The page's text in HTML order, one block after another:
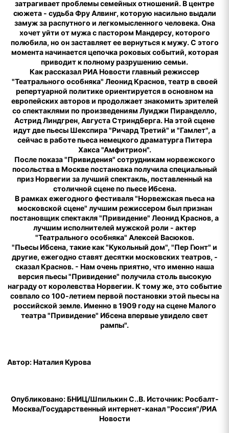
затрагивает проблемы семейных отношений. В центре
сюжета - судьба Фру Алвинг, которую насильно выдали
замуж за распутного и легкомысленного человека. Она
хочет уйти от мужа с пастором Мандерсу, которого
полюбила, но он заставляет ее вернуться к мужу. С этого
момента начинается цепочка роковых событий, которая
приводит к полному разрушению семьи.
Как рассказал РИА Новости главный режиссер
"Театрального особняка" Леонид Краснов, театр в своей
репертуарной политике ориентируется в основном на
европейских авторов и продолжает знакомить зрителей
со спектаклями по произведениям Луиджи Пиранделло,
Астрид Линдгрен, Августа Стриндберга. На этой сцене
идут две пьесы Шекспира "Ричард Третий" и "Гамлет", а
сейчас в работе пьеса немецкого драматурга Питера
Хакса "Амфитрион".
После показа "Привидения" сотрудникам норвежского
посольства в Москве постановка получила специальный
приз Норвегии за лучший спектакль, поставленный на
столичной сцене по пьесе Ибсена.
В рамках ежегодного фестиваля "Норвежская пьеса на
московской сцене" лучшим режиссером был признан
постановщик спектакля "Привидение" Леонид Краснов, а
лучшим исполнителей мужской роли - актер
"Театрального особняка" Алексей Васюков.
"Пьесы Ибсена, такие как "Кукольный дом", "Пер Гюнт" и
другие, ежегодно ставят десятки московских театров, -
сказал Краснов. - Нам очень приятно, что именно наша
версия пьесы "Привидение" получила столь высокую
награду от королевства Норвегии. К тому же, это событие
совпало со 100-летием первой постановки этой пьесы на
российской земле. Именно в 1909 году на сцене Малого
театра "Привидение" Ибсена впервые увидело свет
рампы".
Автор: Наталия Курова
Опубликовано: БНИЦ/Шпилькин С..В. Источник: Росбалт-
Москва/Государственный интернет-канал "Россия"/РИА
Новости